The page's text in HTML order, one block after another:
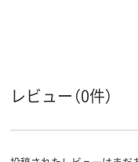
レビュー（0件）